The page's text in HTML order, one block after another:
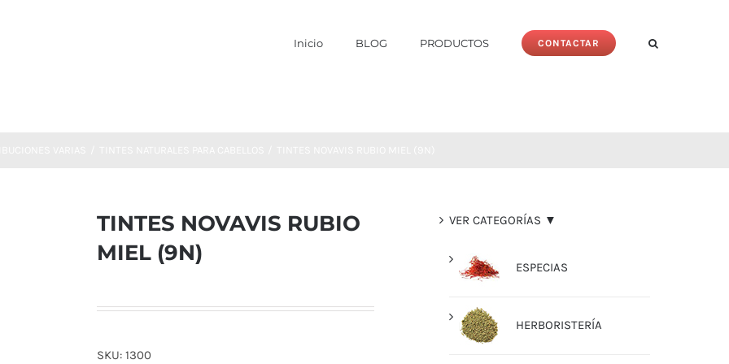
Inicio BLOG PRODUCTOS CONTACTAR
TINTES NOVAVIS RUBIO
MIEL (9N)
SKU: 1300
VER CATEGORÍAS ▼
ESPECIAS
HERBORISTERÍA